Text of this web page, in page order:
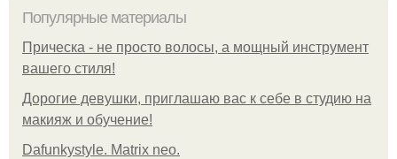
Популярные материалы
Прическа - не просто волосы, а мощный инструмент
вашего стиля!
Дорогие девушки, приглашаю вас к себе в студию на
макияж и обучение!
Dafunkystyle. Matrix neo.